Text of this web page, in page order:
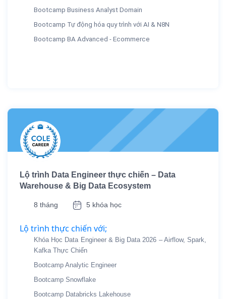
Bootcamp Business Analyst Domain
Bootcamp Tự động hóa quy trình với AI & N8N
Bootcamp BA Advanced - Ecommerce
Lộ trình Data Engineer thực chiến – Data
Warehouse & Big Data Ecosystem
8 tháng 5 khóa học
Lộ trình thực chiến với;
Khóa Học Data Engineer & Big Data 2026 – Airflow, Spark,
Kafka Thực Chiến
Bootcamp Analytic Engineer
Bootcamp Snowflake
Bootcamp Databricks Lakehouse